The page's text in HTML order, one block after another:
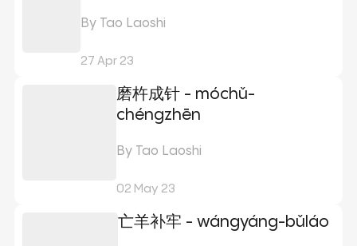
By Tao Laoshi
27 Apr 23
磨杵成针 - móchǔ-
chéngzhēn
By Tao Laoshi
02 May 23
亡羊补牢 - wángyáng-bǔláo